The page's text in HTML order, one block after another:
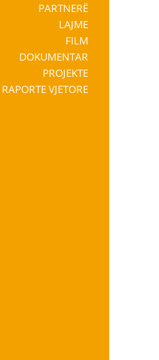
PARTNERË
LAJME
FILM
DOKUMENTAR
PROJEKTE
RAPORTE VJETORE